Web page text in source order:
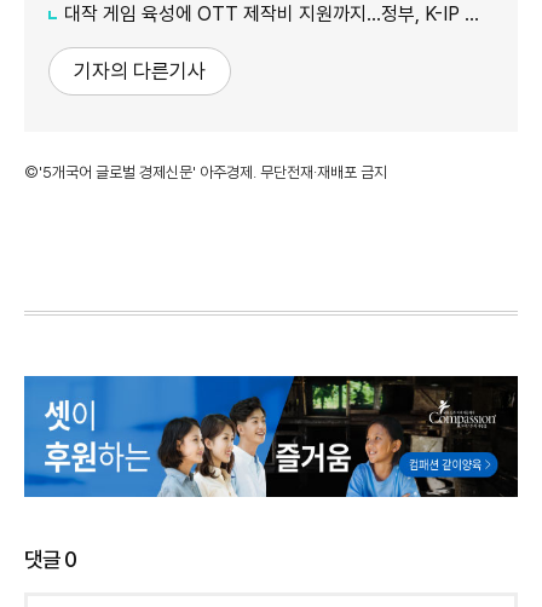
대작 게임 육성에 OTT 제작비 지원까지…정부, K-IP 육성에 '승부수'
기자의 다른기사
©'5개국어 글로벌 경제신문' 아주경제. 무단전재·재배포 금지
댓글0